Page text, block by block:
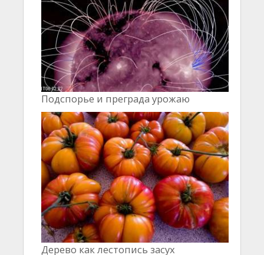
Подспорье и преграда урожаю
Дерево как лестопись засух